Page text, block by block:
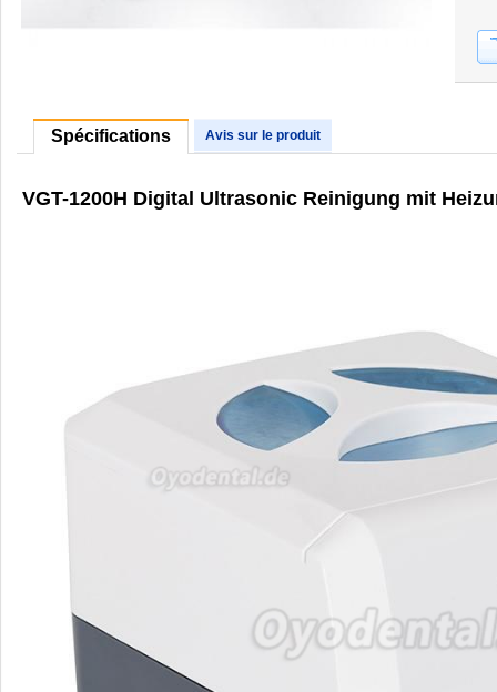
Spécifications Avis sur le produit
VGT-1200H Digital Ultrasonic Reinigung mit